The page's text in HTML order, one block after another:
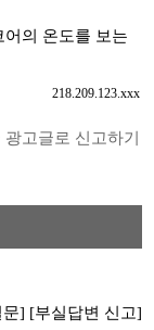
어의 온도를 보는
218.209.123.xxx
광고글로 신고하기
문] [부실답변 신고]